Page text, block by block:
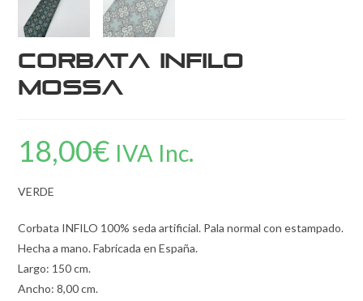
Corbata Infilo
Mossa
18,00€ IVA Inc.
VERDE
Corbata INFILO 100% seda artificial. Pala normal con estampado.
Hecha a mano. Fabricada en España.
Largo: 150 cm.
Ancho: 8,00 cm.